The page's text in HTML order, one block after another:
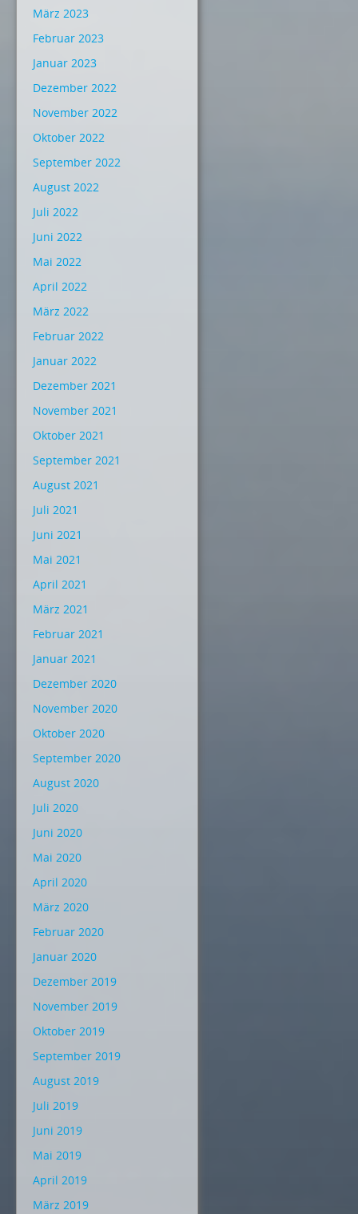
März 2023
Februar 2023
Januar 2023
Dezember 2022
November 2022
Oktober 2022
September 2022
August 2022
Juli 2022
Juni 2022
Mai 2022
April 2022
März 2022
Februar 2022
Januar 2022
Dezember 2021
November 2021
Oktober 2021
September 2021
August 2021
Juli 2021
Juni 2021
Mai 2021
April 2021
März 2021
Februar 2021
Januar 2021
Dezember 2020
November 2020
Oktober 2020
September 2020
August 2020
Juli 2020
Juni 2020
Mai 2020
April 2020
März 2020
Februar 2020
Januar 2020
Dezember 2019
November 2019
Oktober 2019
September 2019
August 2019
Juli 2019
Juni 2019
Mai 2019
April 2019
März 2019